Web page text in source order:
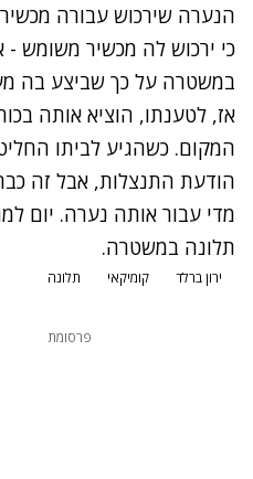
הנערה שירכוש עבורה
כי ירכוש לה מכשיר משומש -
במשטרה על כך שביצע בה
אז, לטענתו, הוציא אותה
המקום. כשהגיע לביתו
הודעת התנצלות, אבל זה
מדי עבור אותה נערה. יום
תלונה במשטרה.
ירון ברלד קומיקאי תלונה
פרסומת